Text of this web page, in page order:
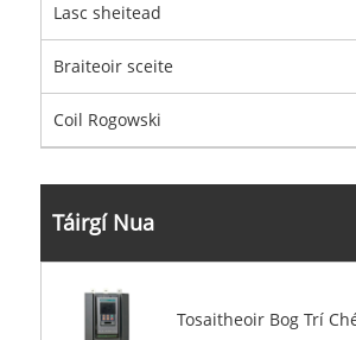
Lasc sheitead
Braiteoir sceite
Coil Rogowski
Táirgí Nua
Tosaitheoir Bog Trí